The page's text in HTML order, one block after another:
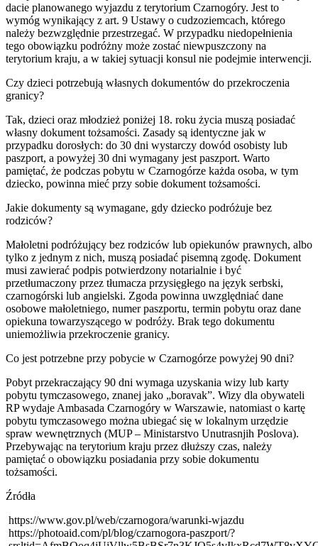
dacie planowanego wyjazdu z terytorium Czarnogóry. Jest to
wymóg wynikający z art. 9 Ustawy o cudzoziemcach, którego
należy bezwzględnie przestrzegać. W przypadku niedopełnienia
tego obowiązku podróżny może zostać niewpuszczony na
terytorium kraju, a w takiej sytuacji konsul nie podejmie interwencji.
Czy dzieci potrzebują własnych dokumentów do przekroczenia
granicy?
Tak, dzieci oraz młodzież poniżej 18. roku życia muszą posiadać
własny dokument tożsamości. Zasady są identyczne jak w
przypadku dorosłych: do 30 dni wystarczy dowód osobisty lub
paszport, a powyżej 30 dni wymagany jest paszport. Warto
pamiętać, że podczas pobytu w Czarnogórze każda osoba, w tym
dziecko, powinna mieć przy sobie dokument tożsamości.
Jakie dokumenty są wymagane, gdy dziecko podróżuje bez
rodziców?
Małoletni podróżujący bez rodziców lub opiekunów prawnych, albo
tylko z jednym z nich, muszą posiadać pisemną zgodę. Dokument
musi zawierać podpis potwierdzony notarialnie i być
przetłumaczony przez tłumacza przysięgłego na język serbski,
czarnogórski lub angielski. Zgoda powinna uwzględniać dane
osobowe małoletniego, numer paszportu, termin pobytu oraz dane
opiekuna towarzyszącego w podróży. Brak tego dokumentu
uniemożliwia przekroczenie granicy.
Co jest potrzebne przy pobycie w Czarnogórze powyżej 90 dni?
Pobyt przekraczający 90 dni wymaga uzyskania wizy lub karty
pobytu tymczasowego, znanej jako „boravak”. Wizy dla obywateli
RP wydaje Ambasada Czarnogóry w Warszawie, natomiast o kartę
pobytu tymczasowego można ubiegać się w lokalnym urzędzie
spraw wewnętrznych (MUP – Ministarstvo Unutrasnjih Poslova).
Przebywając na terytorium kraju przez dłuższy czas, należy
pamiętać o obowiązku posiadania przy sobie dokumentu
tożsamości.
Źródła
https://www.gov.pl/web/czarnogora/warunki-wjazdu
https://photoaid.com/pl/blog/czarnogora-paszport/?